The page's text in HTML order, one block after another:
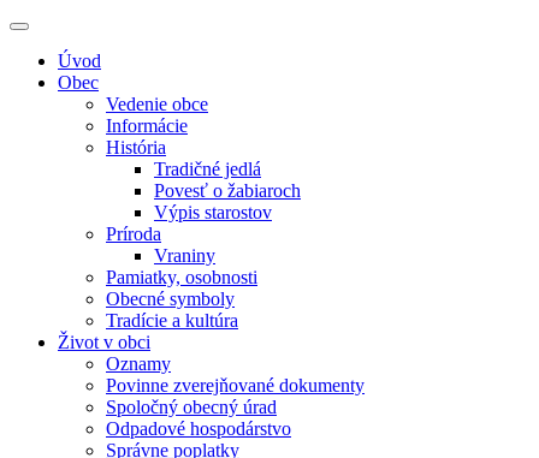
Úvod
Obec
Vedenie obce
Informácie
História
Tradičné jedlá
Povesť o žabiaroch
Výpis starostov
Príroda
Vraniny
Pamiatky, osobnosti
Obecné symboly
Tradície a kultúra
Život v obci
Oznamy
Povinne zverejňované dokumenty
Spoločný obecný úrad
Odpadové hospodárstvo
Správne poplatky